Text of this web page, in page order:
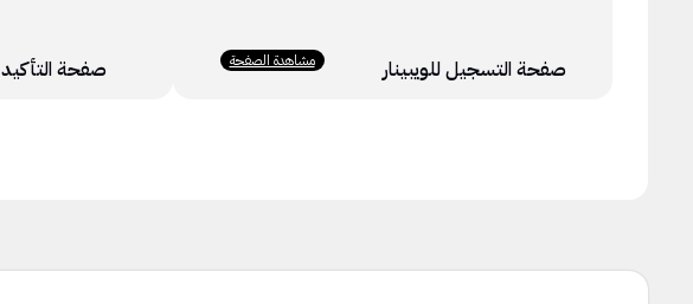
صفحة التسجيل للويبينار مشاهدة الصفحة صفحة التأكيد